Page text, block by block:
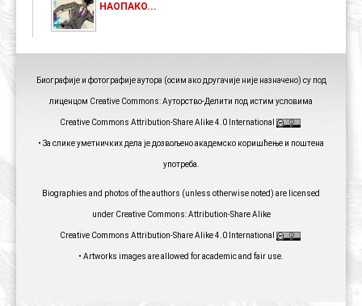
НАОПАКО...
Биографије и фотографије аутора (осим ако другачије није назначено) су под
лиценцом Creative Commons: Ауторство-Делити под истим условима
Creative Commons Attribution-Share Alike 4.0 International
• За слике уметничких дела је дозвољено академско коришћење и поштена
употреба.
Biographies and photos of the authors (unless otherwise noted) are licensed
under Creative Commons: Attribution-Share Alike
Creative Commons Attribution-Share Alike 4.0 International
• Artworks images are allowed for academic and fair use.